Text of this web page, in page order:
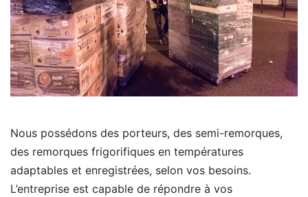
Nous possédons des porteurs, des semi-remorques,
des remorques frigorifiques en températures
adaptables et enregistrées, selon vos besoins.
L’entreprise est capable de répondre à vos